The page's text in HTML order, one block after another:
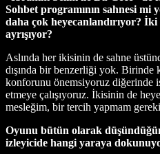
Sohbet programının sahnesi mi
daha çok heyecanlandırıyor? İki
ayrışıyor?
Aslında her ikisinin de sahne
dışında bir benzerliği yok. Birinde
konforunu önemsiyoruz diğerinde
etmeye çalışıyoruz. İkisinin de
mesleğim, bir tercih yapmam
Oyunu bütün olarak
izleyicide hangi yaraya